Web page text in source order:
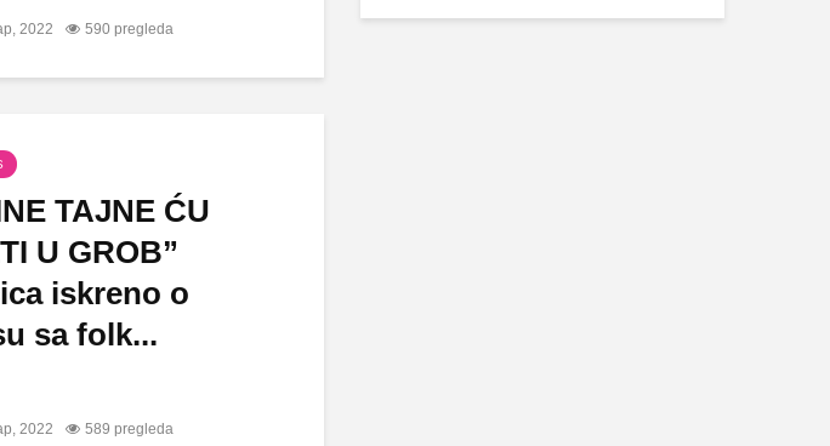
2022 590 pregleda
TAJNE ĆU
U GROB”
iskreno o
sa folk...
2022 589 pregleda